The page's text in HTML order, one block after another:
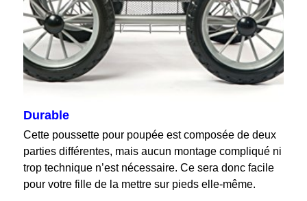
Durable
Cette poussette pour poupée est composée de deux
parties différentes, mais aucun montage compliqué ni
trop technique n’est nécessaire. Ce sera donc facile
pour votre fille de la mettre sur pieds elle-même.